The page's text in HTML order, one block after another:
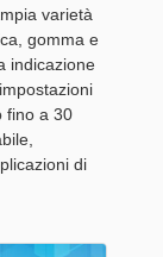
varietà
gomma e
indicazione
fino a 30
di